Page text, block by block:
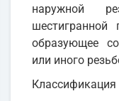
наружной
образующее
или иного
Классификация